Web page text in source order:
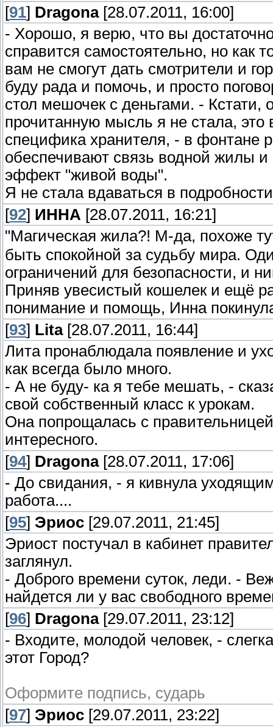
[91] Dragona[28.07.2011, 16:00]
- Хорошо, я верю, что вы
справится самостоятельно, но как
вам не смогут дать смотрители и
буду рада и помочь, и просто
стол мешочек с деньгами. - Кстати,
прочитанную мысль я не стала, это
специфика хранителя, - в фонтане
обеспечивают связь водной жилы и
эффект "живой воды".
Я не стала вдаваться в
[92] ИННА [28.07.2011, 16:21]
"Магическая жила?! М-да, похоже
быть спокойной за судьбу мира.
ограничений для безопасности, и
Приняв увесистый кошелек и ещё
понимание и помощь, Инна
[93] Lita[28.07.2011, 16:44]
Лита пронаблюдала появление и
как всегда было много.
- А не буду- ка я тебе мешать, -
свой собственный класс к урокам.
Она попрощалась с
интересного.
[94] Dragona[28.07.2011, 17:06]
- До свидания, - я кивнула
работа....
[95] Эриос [29.07.2011, 21:45]
Эриост постучал в кабинет
заглянул.
- Доброго времени суток, леди. -
найдется ли у вас свободного
[96] Dragona[29.07.2011, 23:12]
- Входите, молодой человек, -
этот Город?
Оформите подпись, сударь
[97] Эриос [29.07.2011, 23:22]